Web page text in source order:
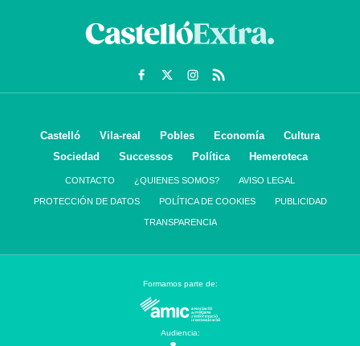
Castelló Vila-real Pobles Economía
Cultura
Sociedad
Successos Política Hemeroteca
CONTACTO ¿QUIENES SOMOS? AVISO LEGAL
PROTECCIÓN DE DATOS POLÍTICA DE COOKIES PUBLICIDAD
TRANSPARENCIA
Formamos parte de:
Audiencia: